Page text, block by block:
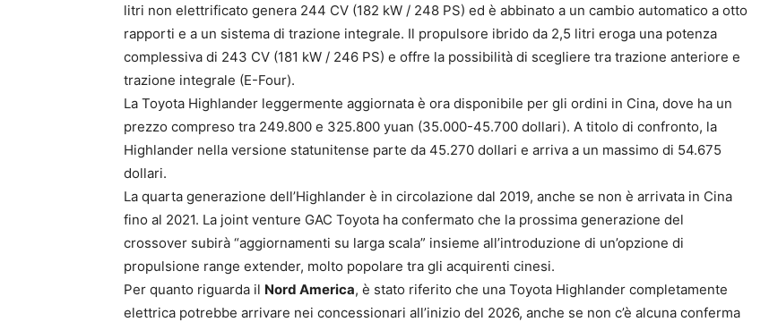
litri non elettrificato genera 244 CV (182 kW / 248 PS) ed è abbinato a un cambio automatico a otto
rapporti e a un sistema di trazione integrale. Il propulsore ibrido da 2,5 litri eroga una potenza
complessiva di 243 CV (181 kW / 246 PS) e offre la possibilità di scegliere tra trazione anteriore e
trazione integrale (E-Four).
La Toyota Highlander leggermente aggiornata è ora disponibile per gli ordini in Cina, dove ha un
prezzo compreso tra 249.800 e 325.800 yuan (35.000-45.700 dollari). A titolo di confronto, la
Highlander nella versione statunitense parte da 45.270 dollari e arriva a un massimo di 54.675
dollari.
La quarta generazione dell’Highlander è in circolazione dal 2019, anche se non è arrivata in Cina
fino al 2021. La joint venture GAC Toyota ha confermato che la prossima generazione del
crossover subirà “aggiornamenti su larga scala” insieme all’introduzione di un’opzione di
propulsione range extender, molto popolare tra gli acquirenti cinesi.
Per quanto riguarda il Nord America, è stato riferito che una Toyota Highlander completamente
elettrica potrebbe arrivare nei concessionari all’inizio del 2026, anche se non c’è alcuna conferma